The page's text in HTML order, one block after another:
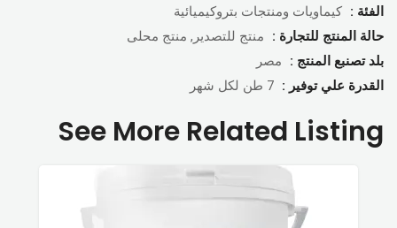
الفئة : كيماويات ومنتجات بتروكيميائية
حالة المنتج للتجارة :
منتج للتصدير, منتج محلى
بلد تصنبع المنتج :
مصر
القدرة علي توفير : 7 طن لكل شهر
See More Related Listing